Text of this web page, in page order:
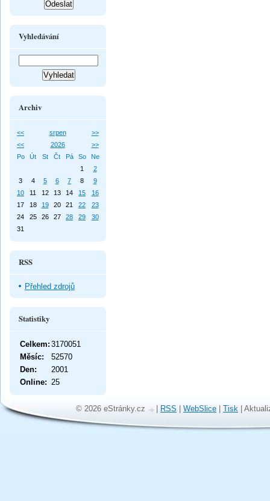
Vyhledávání
Archiv
<< srpen
>>
<<
2026
>>
Po
Út St Čt Pá So
Ne
1
2
3
4 5 6 7 8
9
10
11 12 13 14 15
16
17
18 19 20 21 22
23
24
25 26 27 28 29
30
31
RSS
Přehled zdrojů
Statistiky
Online: 25
Celkem: 3170051
Měsíc:
52570
Den:
2001
© 2026 eStránky.cz | RSS | WebSlice | Tisk |